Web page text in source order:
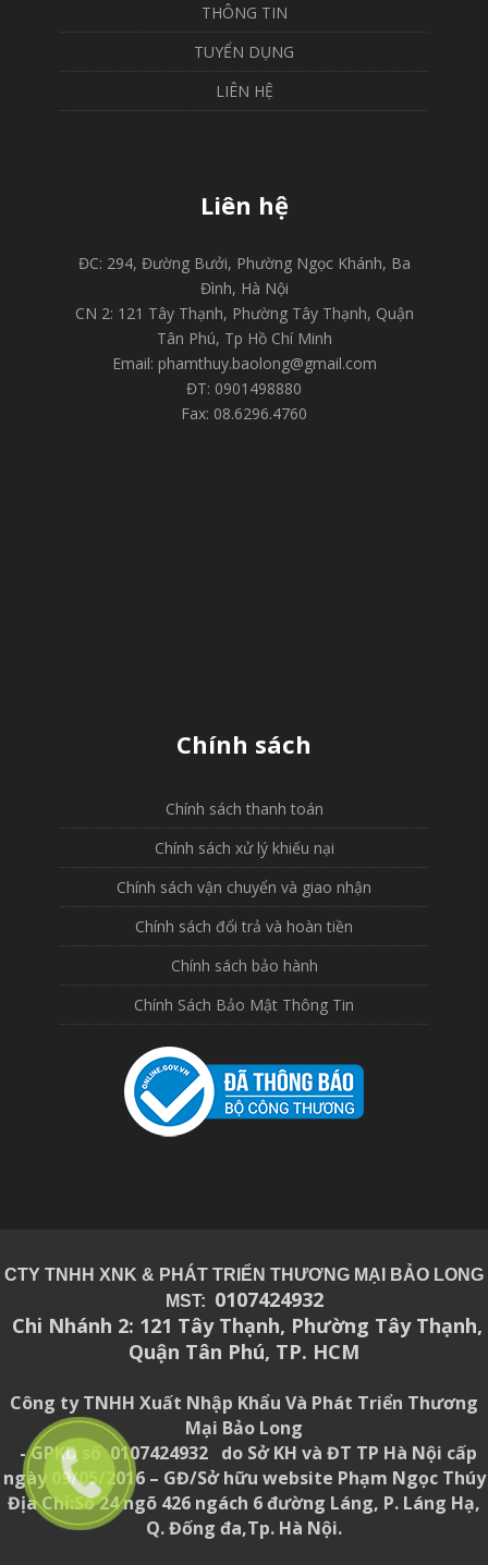
THÔNG TIN
TUYỂN DỤNG
LIÊN HỆ
Liên hệ
ĐC: 294, Đường Bưởi, Phường Ngọc Khánh, Ba
Đình, Hà Nội
CN 2: 121 Tây Thạnh, Phường Tây Thạnh, Quận
Tân Phú, Tp Hồ Chí Minh
Email: phamthuy.baolong@gmail.com
ĐT: 0901498880
Fax: 08.6296.4760
Chính sách
Chính sách thanh toán
Chính sách xử lý khiếu nại
Chính sách vận chuyển và giao nhận
Chính sách đổi trả và hoàn tiền
Chính sách bảo hành
Chính Sách Bảo Mật Thông Tin
CTY TNHH XNK & PHÁT TRIỂN THƯƠNG MẠI BẢO LONG
MST: 0107424932
Chi Nhánh 2: 121 Tây Thạnh, Phường Tây Thạnh,
Quận Tân Phú, TP. HCM
Công ty TNHH Xuất Nhập Khẩu Và Phát Triển Thương
Mại Bảo Long
- GPKD số 0107424932 do Sở KH và ĐT TP Hà Nội cấp
ngày 09/05/2016 – GĐ/Sở hữu website Phạm Ngọc Thúy
Địa Chỉ:Số 24 ngõ 426 ngách 6 đường Láng, P. Láng Hạ,
Q. Đống đa,Tp. Hà Nội.